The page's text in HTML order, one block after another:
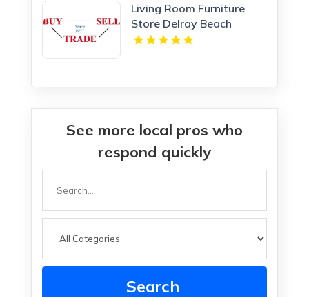
Living Room Furniture
Store Delray Beach
See more local pros who
respond quickly
Search